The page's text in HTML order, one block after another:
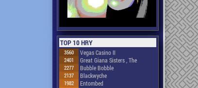
TOP 10 HRY
3560 Vegas Casino II
2401 Great Giana Sisters , The
2277 Bubble Bobble
2137 Blackwyche
1982 Entombed